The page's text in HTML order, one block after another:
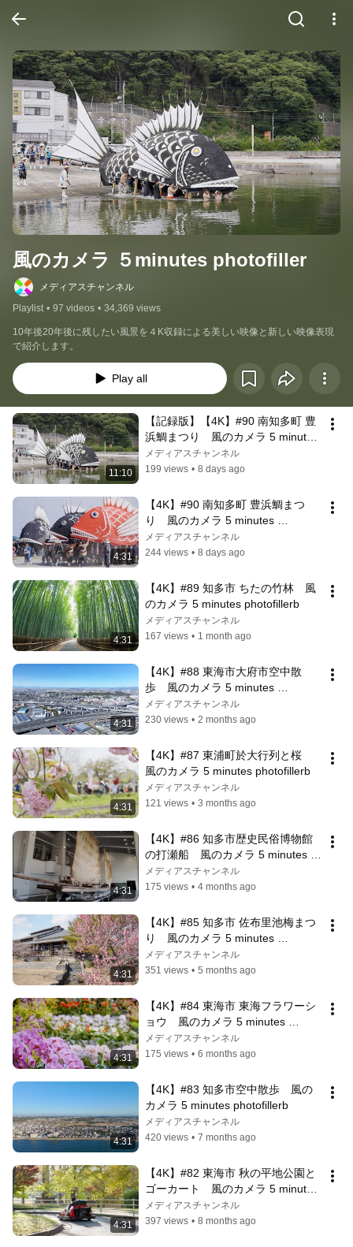
風のカメラ ５minutes photofiller
メディアスチャンネル
Playlist • 97 videos • 34,369 views
10年後20年後に残したい風景を４K収録による美しい映像と新しい映像表現
で紹介します。
Play all
11:10
【記録版】【4K】#90 南知多町 豊
浜鯛まつり　風のカメラ 5 minutes
photofillerb【風のカメラ特別編】
メディアスチャンネル
199 views • 8 days ago
4:31
【4K】#90 南知多町 豊浜鯛まつ
り　風のカメラ 5 minutes
photofillerb
メディアスチャンネル
244 views • 8 days ago
4:31
【4K】#89 知多市 ちたの竹林　風
のカメラ 5 minutes photofillerb
メディアスチャンネル
167 views • 1 month ago
4:31
【4K】#88 東海市大府市空中散
歩　風のカメラ 5 minutes
photofillerb
メディアスチャンネル
230 views • 2 months ago
4:31
【4K】#87 東浦町於大行列と桜
風のカメラ 5 minutes photofillerb
メディアスチャンネル
121 views • 3 months ago
4:31
【4K】#86 知多市歴史民俗博物館
の打瀬船　風のカメラ 5 minutes
photofillerb
メディアスチャンネル
175 views • 4 months ago
4:31
【4K】#85 知多市 佐布里池梅まつ
り　風のカメラ 5 minutes
photofillerb
メディアスチャンネル
351 views • 5 months ago
4:31
【4K】#84 東海市 東海フラワーシ
ョウ　風のカメラ 5 minutes
photofillerb
メディアスチャンネル
175 views • 6 months ago
4:31
【4K】#83 知多市空中散歩　風の
カメラ 5 minutes photofillerb
メディアスチャンネル
420 views • 7 months ago
4:31
【4K】#82 東海市 秋の平地公園と
ゴーカート　風のカメラ 5 minutes
photofillerb
メディアスチャンネル
397 views • 8 months ago